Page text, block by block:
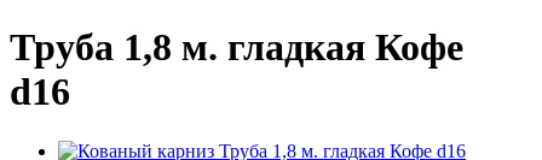
Труба 1,8 м. гладкая Кофе
d16